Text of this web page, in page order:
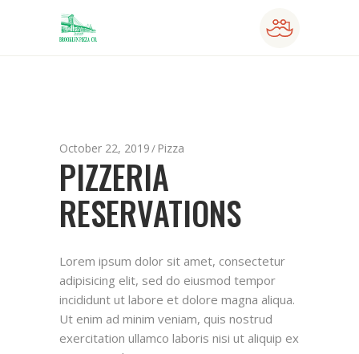
October 22, 2019 Pizza
PIZZERIA
RESERVATIONS
Lorem ipsum dolor sit amet, consectetur
adipisicing elit, sed do eiusmod tempor
incididunt ut labore et dolore magna aliqua.
Ut enim ad minim veniam, quis nostrud
exercitation ullamco laboris nisi ut aliquip ex